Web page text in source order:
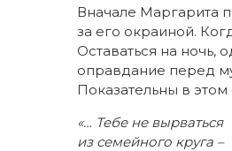
Вначале Маргарита
за его окраиной.
Оставаться на ночь,
оправдание перед
Показательны в
«… Тебе не вырваться
из семейного круга –